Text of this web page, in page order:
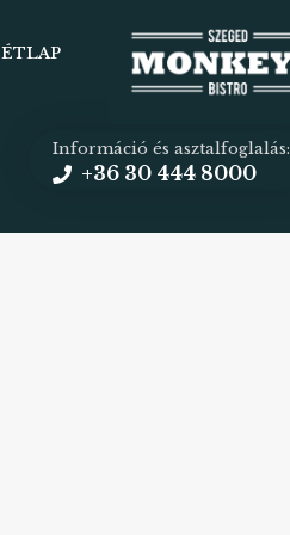
ÉTLAP
Információ és asztalfoglalás:
+36 30 444 8000